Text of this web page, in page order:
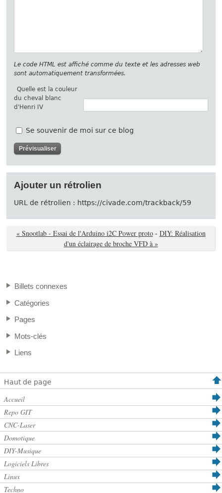
Le code HTML est affiché comme du texte et les adresses web
sont automatiquement transformées.
Quelle est la couleur
du cheval blanc
d'Henri IV
Se souvenir de moi sur ce blog
Ajouter un rétrolien
URL de rétrolien : https://civade.com/trackback/59
« Snootlab - Essai de l'Arduino i2C Power proto - DIY: Réalisation
d'un éclairage de broche VFD à »
Billets connexes
Catégories
Pages
Mots-clés
Liens
Haut de page
Accueil
Repo GIT
CNC-Laser
Domotique
DIY-Musique
Logiciels Libres
Linux
Techno